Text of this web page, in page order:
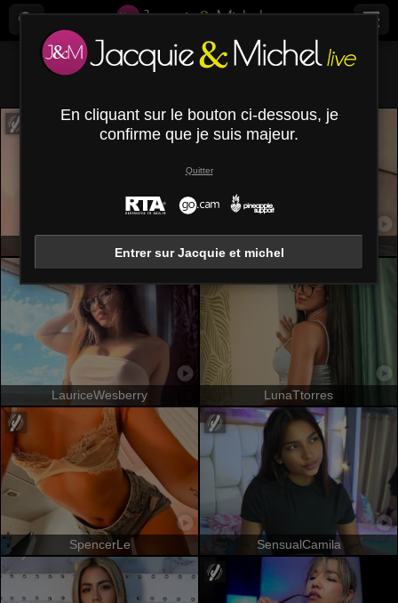
Tous (
ChanelAnderson CelesteMorel
LauriceWesberry LunaTtorres
SpencerLe SensualCamila
En cliquant sur le bouton ci-dessous, je
confirme que je suis majeur.
Quitter
Entrer sur Jacquie et michel